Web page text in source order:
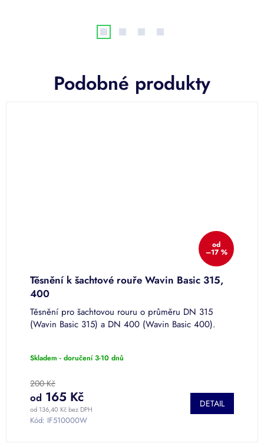
Podobné produkty
od
–17 %
Těsnění k šachtové rouře Wavin Basic 315,
400
Těsnění pro šachtovou rouru o průměru DN 315
(Wavin Basic 315) a DN 400 (Wavin Basic 400).
Skladem - doručení 3-10 dnů
200 Kč
od 136,40 Kč bez DPH
od 165 Kč DETAIL
Kód: IF510000W